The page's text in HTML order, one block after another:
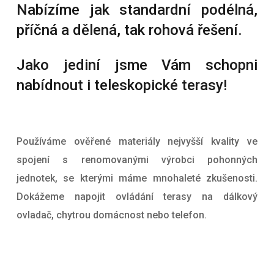
Nabízíme jak standardní podélná,
příčná a dělená, tak rohová řešení.
Jako jediní jsme Vám schopni
nabídnout i teleskopické terasy!
Používáme ověřené materiály nejvyšší kvality ve
spojení s renomovanými výrobci pohonných
jednotek, se kterými máme mnohaleté zkušenosti.
Dokážeme napojit ovládání terasy na dálkový
ovladač, chytrou domácnost nebo telefon.